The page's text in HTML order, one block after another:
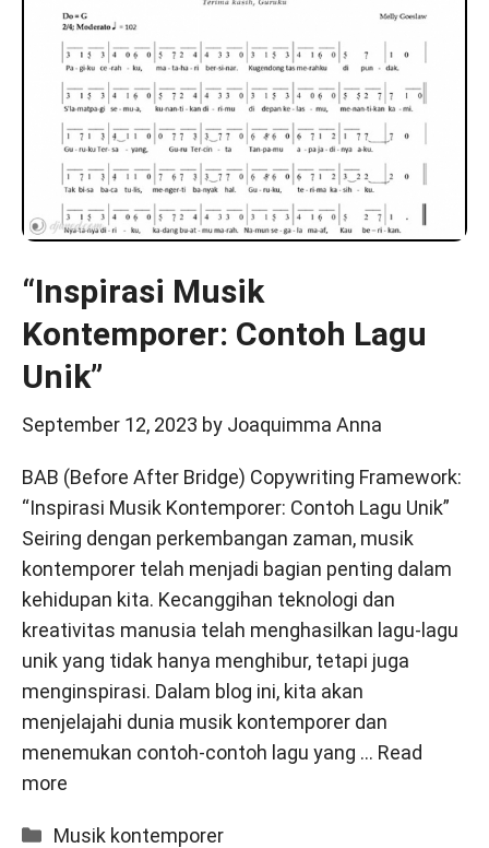
“Inspirasi Musik
Kontemporer: Contoh Lagu
Unik”
September 12, 2023 by Joaquimma Anna
BAB (Before After Bridge) Copywriting Framework:
“Inspirasi Musik Kontemporer: Contoh Lagu Unik”
Seiring dengan perkembangan zaman, musik
kontemporer telah menjadi bagian penting dalam
kehidupan kita. Kecanggihan teknologi dan
kreativitas manusia telah menghasilkan lagu-lagu
unik yang tidak hanya menghibur, tetapi juga
menginspirasi. Dalam blog ini, kita akan
menjelajahi dunia musik kontemporer dan
menemukan contoh-contoh lagu yang … Read
more
Categories
Musik kontemporer